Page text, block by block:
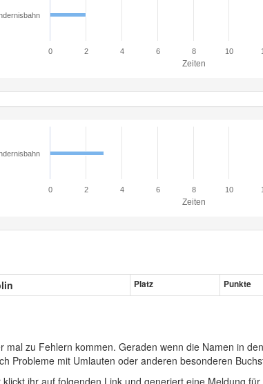
Zeiten
0 2 4 6 8 10
Zeiten
0 2 4 6 8 10
Platz Punkte
zu Fehlern kommen. Geraden wenn die Namen in
Probleme mit Umlauten oder anderen besonderen
ihr auf folgenden Link und generiert eine Meldung